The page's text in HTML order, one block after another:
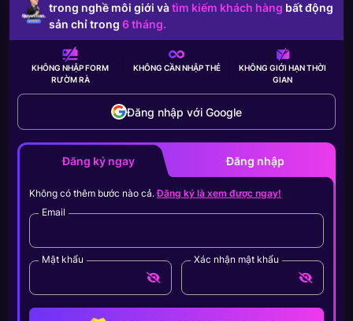
trong nghề môi giới vàtìm kiếm khách hàng bất động
sản chỉ trong 6 tháng.
KHÔNG NHẬP FORM
RƯỜM RÀ
KHÔNG CẦNNHẬP THẺ KHÔNG GIỚI HẠNTHỜI
GIAN
Đăng nhập với Google
Đăng ký ngay Đăng nhập
Không có thêm bước nào cả.Đăng ký là xem được ngay!
Email
Mật khẩu Xác nhận mật khẩu